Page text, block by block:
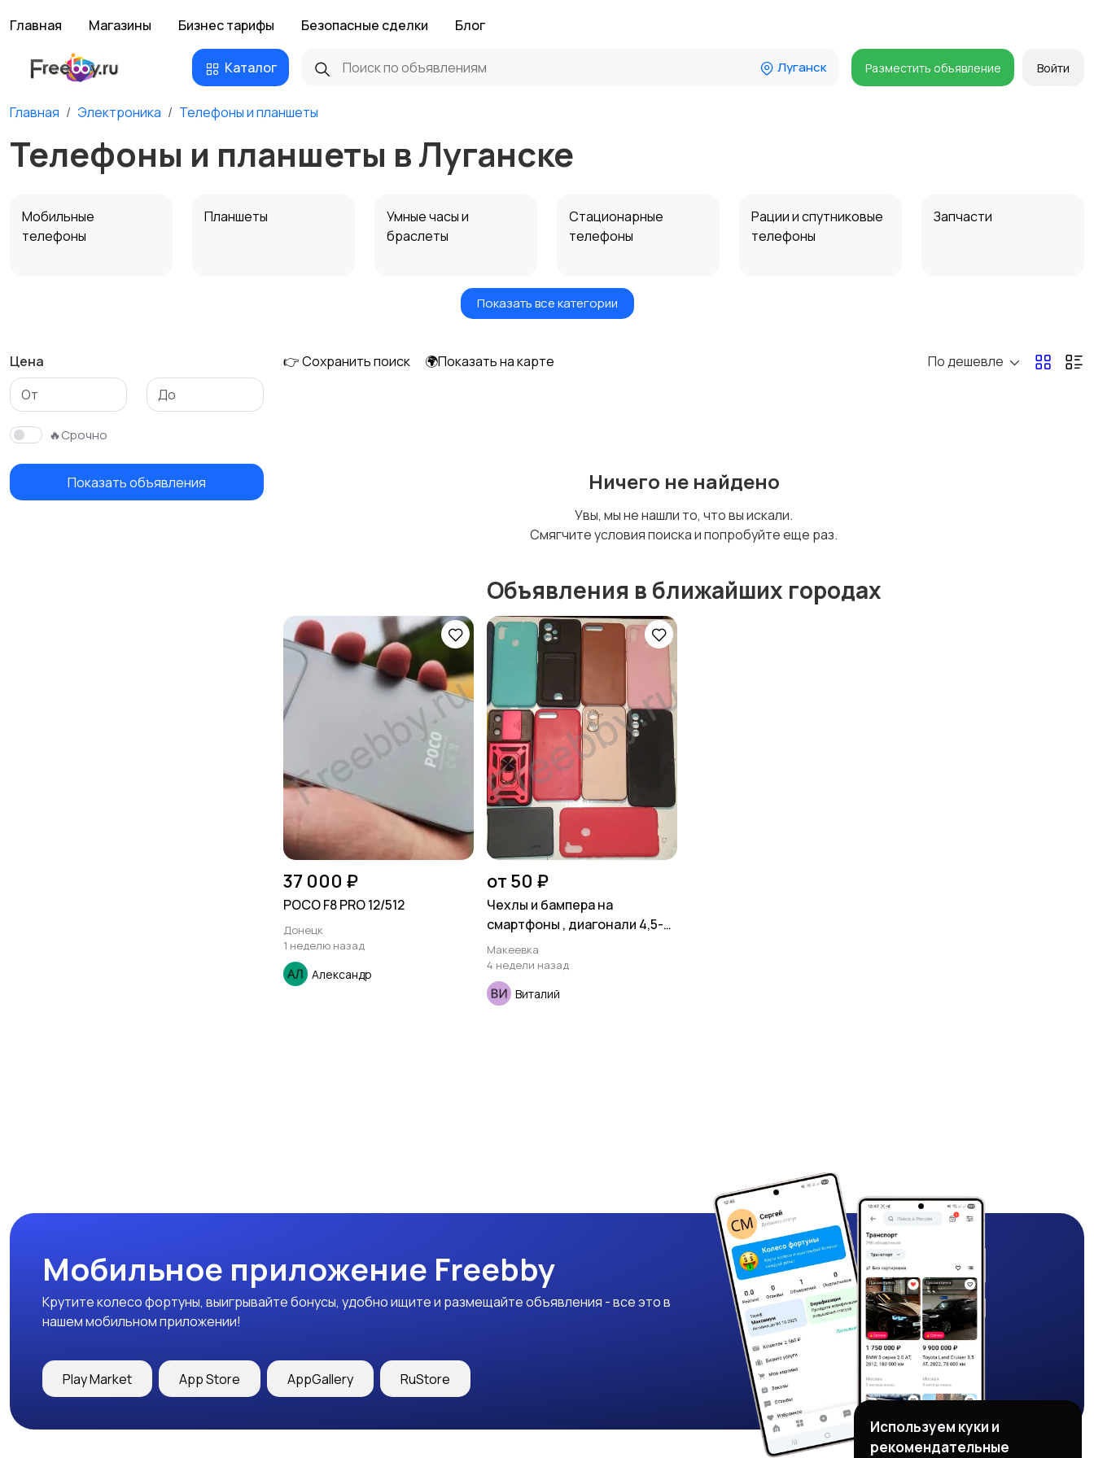
Главная Магазины Бизнес тарифы Безопасные сделки Блог
Каталог Луганск Разместить объявление Войти
Главная Электроника Телефоны и планшеты
Телефоны и планшеты в Луганске
Мобильные
телефоны
Планшеты
Умные часы и
браслеты
Стационарные
телефоны
Рации и спутниковые
телефоны
Запчасти
Показать все категории
Цена
🔥Срочно
Показать объявления
👉 Сохранить поиск 🌍Показать на карте По дешевле
Ничего не найдено
Увы, мы не нашли то, что вы искали.
Смягчите условия поиска и попробуйте еще раз.
Объявления в ближайших городах
37 000 ₽
POCO F8 PRO 12/512
Донецк
1 неделю назад
Александр
от 50 ₽
Чехлы и бампера на
смартфоны , диагонали 4,5-
6,0 , новые , неликвиды .
Макеевка
4 недели назад
Виталий
Мобильное приложение Freebby
Крутите колесо фортуны, выигрывайте бонусы, удобно ищите и размещайте объявления - все это в
нашем мобильном приложении!
Play Market App Store AppGallery RuStore
Используем куки и
рекомендательные